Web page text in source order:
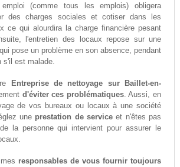
(comme tous les emplois) obligera
des charges sociales et cotiser dans les
ce qui alourdira la charge financière pesant
l'entretien des locaux repose sur une
pose un problème en son absence, pendant
s'il est malade.
Entreprise de nettoyage sur Baillet-en-
d'éviter ces problématiques. Aussi, en
de vos bureaux ou locaux à une société
une prestation de service et n'êtes pas
la personne qui intervient pour assurer le
responsables de vous fournir toujours